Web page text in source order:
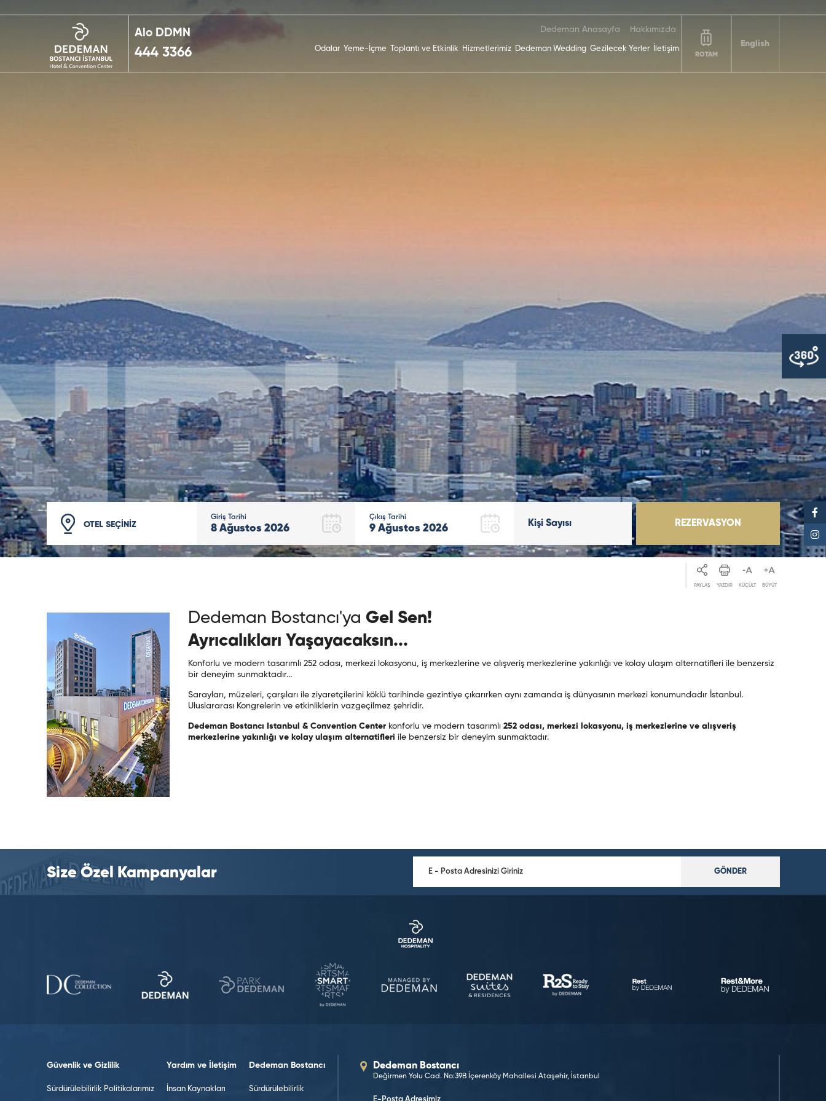
Alo DDMN
444 3366
Dedeman Anasayfa Hakkımızda
Odalar Yeme-İçme Toplantı ve Etkinlik Hizmetlerimiz Dedeman Wedding Gezilecek Yerler İletişim
ROTAM
English
OTEL SEÇİNİZ
Giriş Tarihi
8 Ağustos 2026
Çıkış Tarihi
9 Ağustos 2026 Kişi Sayısı REZERVASYON
PAYLAŞ YAZDIR KÜÇÜLT BÜYÜT
Dedeman Bostancı'ya Gel Sen!
Ayrıcalıkları Yaşayacaksın...
Konforlu ve modern tasarımlı 252 odası, merkezi lokasyonu, iş merkezlerine ve alışveriş merkezlerine yakınlığı ve kolay ulaşım alternatifleri ile benzersiz
bir deneyim sunmaktadır...
Sarayları, müzeleri, çarşıları ile ziyaretçilerini köklü tarihinde gezintiye çıkarırken aynı zamanda iş dünyasının merkezi konumundadır İstanbul.
Uluslararası Kongrelerin ve etkinliklerin vazgeçilmez şehridir.
Dedeman Bostancı Istanbul & Convention Centerkonforlu ve modern tasarımlı 252 odası, merkezi lokasyonu, iş merkezlerine ve alışveriş
merkezlerine yakınlığı ve kolay ulaşım alternatifleri ile benzersiz bir deneyim sunmaktadır.
Size Özel Kampanyalar GÖNDER
Güvenlik ve Gizlilik
Sürdürülebilirlik Politikalarımız
Yardım ve İletişim
İnsan Kaynakları
Dedeman Bostancı
Sürdürülebilirlik
Dedeman Bostancı
Değirmen Yolu Cad. No:39B İçerenköy Mahallesi Ataşehir, İstanbul